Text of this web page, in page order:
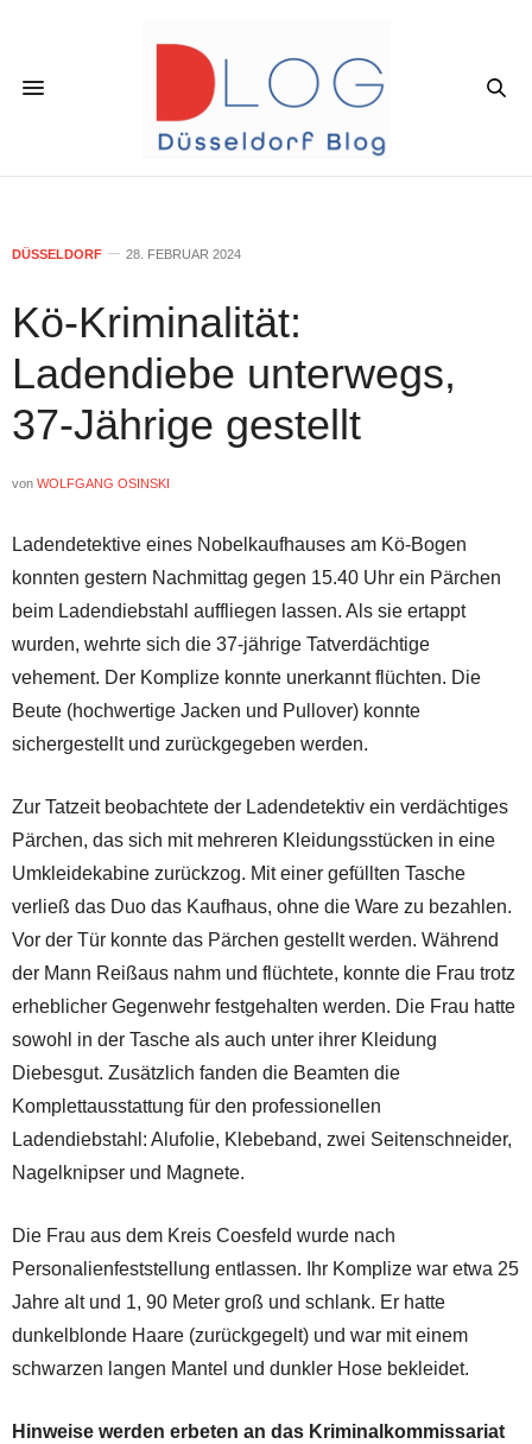
DÜSSELDORF 28. FEBRUAR 2024
Kö-Kriminalität:
Ladendiebe unterwegs,
37-Jährige gestellt
von WOLFGANG OSINSKI
Ladendetektive eines Nobelkaufhauses am Kö-Bogen
konnten gestern Nachmittag gegen 15.40 Uhr ein Pärchen
beim Ladendiebstahl auffliegen lassen. Als sie ertappt
wurden, wehrte sich die 37-jährige Tatverdächtige
vehement. Der Komplize konnte unerkannt flüchten. Die
Beute (hochwertige Jacken und Pullover) konnte
sichergestellt und zurückgegeben werden.
Zur Tatzeit beobachtete der Ladendetektiv ein verdächtiges
Pärchen, das sich mit mehreren Kleidungsstücken in eine
Umkleidekabine zurückzog. Mit einer gefüllten Tasche
verließ das Duo das Kaufhaus, ohne die Ware zu bezahlen.
Vor der Tür konnte das Pärchen gestellt werden. Während
der Mann Reißaus nahm und flüchtete, konnte die Frau trotz
erheblicher Gegenwehr festgehalten werden. Die Frau hatte
sowohl in der Tasche als auch unter ihrer Kleidung
Diebesgut. Zusätzlich fanden die Beamten die
Komplettausstattung für den professionellen
Ladendiebstahl: Alufolie, Klebeband, zwei Seitenschneider,
Nagelknipser und Magnete.
Die Frau aus dem Kreis Coesfeld wurde nach
Personalienfeststellung entlassen. Ihr Komplize war etwa 25
Jahre alt und 1, 90 Meter groß und schlank. Er hatte
dunkelblonde Haare (zurückgegelt) und war mit einem
schwarzen langen Mantel und dunkler Hose bekleidet.
Hinweise werden erbeten an das Kriminalkommissariat